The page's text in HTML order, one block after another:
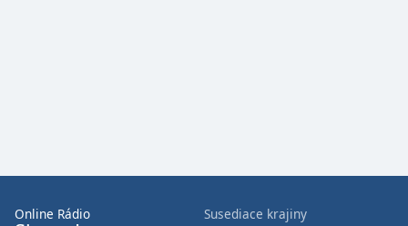
window.
Online Rádio
Susediace krajiny